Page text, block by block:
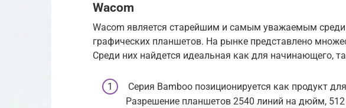
Wacom
Wacom является старейшим и самым уважаемым среди
графических планшетов. На рынке представлено
Среди них найдется идеальная как для начинающего,
Серия Bamboo позиционируется как продукт
Разрешение планшетов 2540 линий на дюйм,